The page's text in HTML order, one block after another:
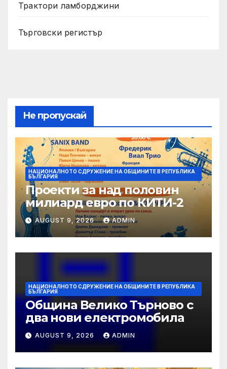
Трактори ламборджини
Търговски регистър
Не пропускай
НАЦИОНАЛНОТО СДРУЖЕНИЕ НА ОБЩИНИТЕ В РЕПУБЛИКА
БЪЛГАРИЯ
Проекти за над половин
милиард евро по КИТИ-2
AUGUST 9, 2026 ADMIN
НАЦИОНАЛНОТО СДРУЖЕНИЕ НА ОБЩИНИТЕ В РЕПУБЛИКА
БЪЛГАРИЯ
Община Велико Търново с
два нови електромобила
AUGUST 9, 2026 ADMIN